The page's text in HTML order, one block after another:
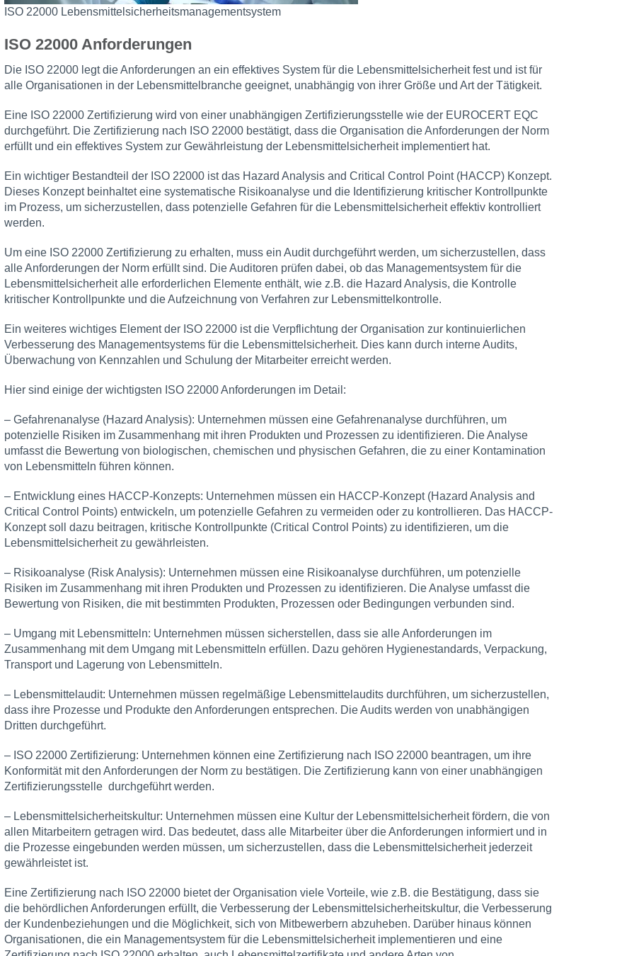
ISO 22000 Lebensmittelsicherheitsmanagementsystem
ISO 22000 Anforderungen
Die ISO 22000 legt die Anforderungen an ein effektives System für die Lebensmittelsicherheit fest und ist für
alle Organisationen in der Lebensmittelbranche geeignet, unabhängig von ihrer Größe und Art der Tätigkeit.
Eine ISO 22000 Zertifizierung wird von einer unabhängigen Zertifizierungsstelle wie der EUROCERT EQC
durchgeführt. Die Zertifizierung nach ISO 22000 bestätigt, dass die Organisation die Anforderungen der Norm
erfüllt und ein effektives System zur Gewährleistung der Lebensmittelsicherheit implementiert hat.
Ein wichtiger Bestandteil der ISO 22000 ist das Hazard Analysis and Critical Control Point (HACCP) Konzept.
Dieses Konzept beinhaltet eine systematische Risikoanalyse und die Identifizierung kritischer Kontrollpunkte
im Prozess, um sicherzustellen, dass potenzielle Gefahren für die Lebensmittelsicherheit effektiv kontrolliert
werden.
Um eine ISO 22000 Zertifizierung zu erhalten, muss ein Audit durchgeführt werden, um sicherzustellen, dass
alle Anforderungen der Norm erfüllt sind. Die Auditoren prüfen dabei, ob das Managementsystem für die
Lebensmittelsicherheit alle erforderlichen Elemente enthält, wie z.B. die Hazard Analysis, die Kontrolle
kritischer Kontrollpunkte und die Aufzeichnung von Verfahren zur Lebensmittelkontrolle.
Ein weiteres wichtiges Element der ISO 22000 ist die Verpflichtung der Organisation zur kontinuierlichen
Verbesserung des Managementsystems für die Lebensmittelsicherheit. Dies kann durch interne Audits,
Überwachung von Kennzahlen und Schulung der Mitarbeiter erreicht werden.
Hier sind einige der wichtigsten ISO 22000 Anforderungen im Detail:
– Gefahrenanalyse (Hazard Analysis): Unternehmen müssen eine Gefahrenanalyse durchführen, um
potenzielle Risiken im Zusammenhang mit ihren Produkten und Prozessen zu identifizieren. Die Analyse
umfasst die Bewertung von biologischen, chemischen und physischen Gefahren, die zu einer Kontamination
von Lebensmitteln führen können.
– Entwicklung eines HACCP-Konzepts: Unternehmen müssen ein HACCP-Konzept (Hazard Analysis and
Critical Control Points) entwickeln, um potenzielle Gefahren zu vermeiden oder zu kontrollieren. Das HACCP-
Konzept soll dazu beitragen, kritische Kontrollpunkte (Critical Control Points) zu identifizieren, um die
Lebensmittelsicherheit zu gewährleisten.
– Risikoanalyse (Risk Analysis): Unternehmen müssen eine Risikoanalyse durchführen, um potenzielle
Risiken im Zusammenhang mit ihren Produkten und Prozessen zu identifizieren. Die Analyse umfasst die
Bewertung von Risiken, die mit bestimmten Produkten, Prozessen oder Bedingungen verbunden sind.
– Umgang mit Lebensmitteln: Unternehmen müssen sicherstellen, dass sie alle Anforderungen im
Zusammenhang mit dem Umgang mit Lebensmitteln erfüllen. Dazu gehören Hygienestandards, Verpackung,
Transport und Lagerung von Lebensmitteln.
– Lebensmittelaudit: Unternehmen müssen regelmäßige Lebensmittelaudits durchführen, um sicherzustellen,
dass ihre Prozesse und Produkte den Anforderungen entsprechen. Die Audits werden von unabhängigen
Dritten durchgeführt.
– ISO 22000 Zertifizierung: Unternehmen können eine Zertifizierung nach ISO 22000 beantragen, um ihre
Konformität mit den Anforderungen der Norm zu bestätigen. Die Zertifizierung kann von einer unabhängigen
Zertifizierungsstelle durchgeführt werden.
– Lebensmittelsicherheitskultur: Unternehmen müssen eine Kultur der Lebensmittelsicherheit fördern, die von
allen Mitarbeitern getragen wird. Das bedeutet, dass alle Mitarbeiter über die Anforderungen informiert und in
die Prozesse eingebunden werden müssen, um sicherzustellen, dass die Lebensmittelsicherheit jederzeit
gewährleistet ist.
Eine Zertifizierung nach ISO 22000 bietet der Organisation viele Vorteile, wie z.B. die Bestätigung, dass sie
die behördlichen Anforderungen erfüllt, die Verbesserung der Lebensmittelsicherheitskultur, die Verbesserung
der Kundenbeziehungen und die Möglichkeit, sich von Mitbewerbern abzuheben. Darüber hinaus können
Organisationen, die ein Managementsystem für die Lebensmittelsicherheit implementieren und eine